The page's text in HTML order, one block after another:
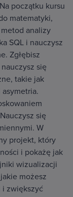
początku kursu
matematyki,
analizy
SQL i nauczysz
Zgłębisz
się
takie jak
się
W
projekt, który
i pokażę jak
wizualizacji
możesz
zwiększyć